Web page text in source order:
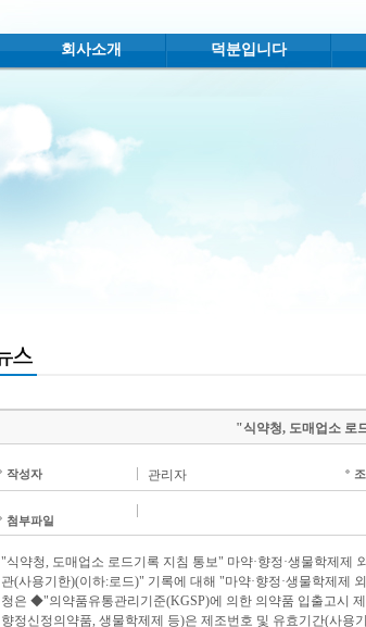
회사소개 덕분입니다
"식약청, 도매업소 로
작성자 관리자
첨부파일
"식약청, 도매업소 로드기록 지침 통보" 마약·향정·생물학제제
관(사용기한)(이하:로드)" 기록에 대해 "마약·향정·생물학제제
청은 ◆"의약품유통관리기준(KGSP)에 의한 의약품 입출고시
향정신정의약품, 생물학제제 등)은 제조번호 및 유효기간(사용